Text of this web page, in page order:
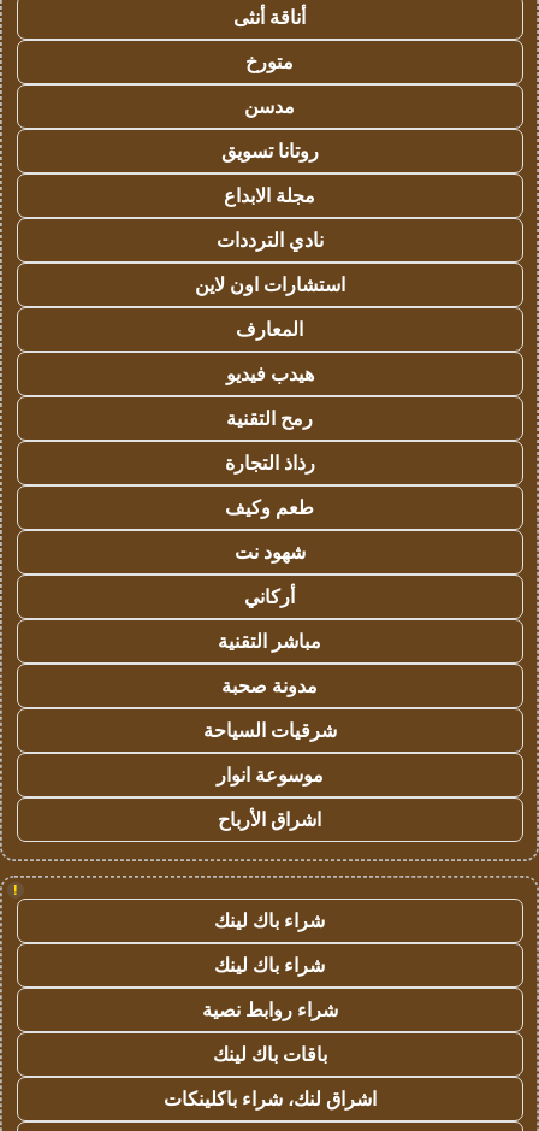
أناقة أنثى
متورخ
مدسن
روتانا تسويق
مجلة الابداع
نادي الترددات
استشارات اون لاين
المعارف
هيدب فيديو
رمح التقنية
رذاذ التجارة
طعم وكيف
شهود نت
أركاني
مباشر التقنية
مدونة صحبة
شرقيات السياحة
موسوعة انوار
اشراق الأرباح
!
شراء باك لينك
شراء باك لينك
شراء روابط نصية
باقات باك لينك
اشراق لنك، شراء باكلينكات